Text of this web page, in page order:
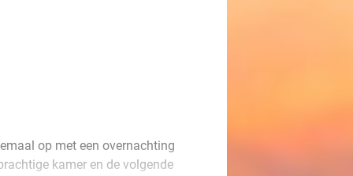
op met een overnachting
kamer en de volgende